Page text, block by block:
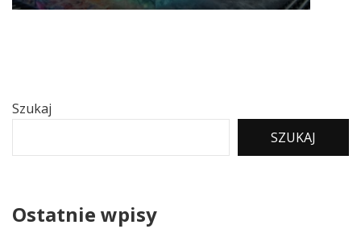
Szukaj
SZUKAJ
Ostatnie wpisy